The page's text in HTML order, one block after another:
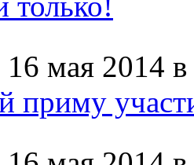
17 мая 2014
только!
16 мая 2014